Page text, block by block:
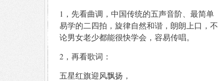
1，先看曲调，中国传统的五声音阶、最简单
易学的二四拍，旋律自然和谐，朗朗上口，不
论男女老少都能很快学会，容易传唱。
2，再看歌词：
五星红旗迎风飘扬，